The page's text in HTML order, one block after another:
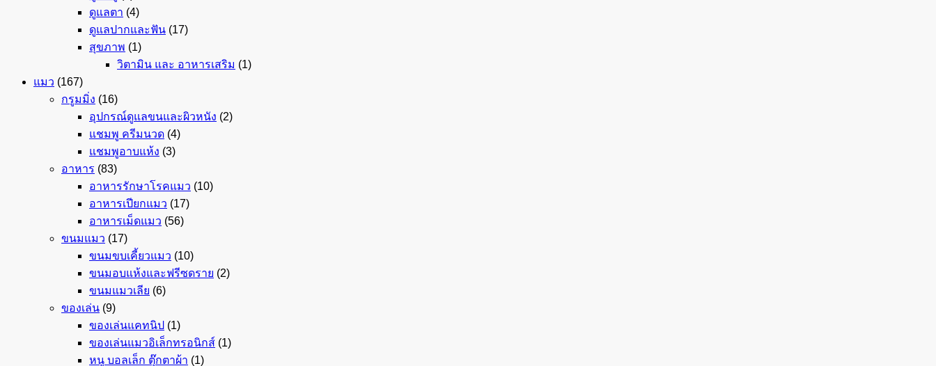
ดูแลตา (4)
ดูแลปากและฟัน (17)
สุขภาพ (1)
วิตามิน และ อาหารเสริม (1)
แมว (167)
กรูมมิ่ง (16)
อุปกรณ์ดูแลขนและผิวหนัง (2)
แชมพู ครีมนวด (4)
แชมพูอาบแห้ง (3)
อาหาร (83)
อาหารรักษาโรคแมว (10)
อาหารเปียกแมว (17)
อาหารเม็ดแมว (56)
ขนมแมว (17)
ขนมขบเคี้ยวแมว (10)
ขนมอบแห้งและฟรีซดราย (2)
ขนมแมวเลีย (6)
ของเล่น (9)
ของเล่นแคทนิป (1)
ของเล่นแมวอิเล็กทรอนิกส์ (1)
หนู บอลเล็ก ตุ๊กตาผ้า (1)